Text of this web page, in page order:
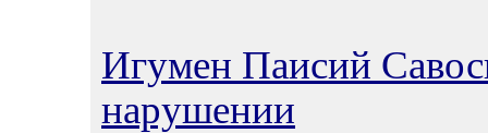
Игумен Паисий
нарушении